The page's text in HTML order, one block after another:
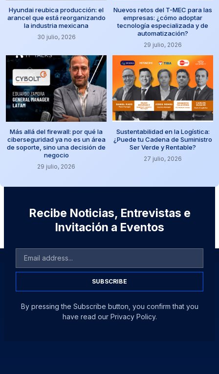
Hyundai reubica producción: el
arancel que está reorganizando
la industria mexicana
30 julio, 2026
Nuevos retos del T-MEC para las
empresas: ¿cómo adoptar
tecnología especializada y de
automatización?
29 julio, 2026
Más allá del firewall: por qué la
ciberseguridad ya no es un área
de soporte, sino una decisión de
negocio
29 julio, 2026
Sustentabilidad en la Logística:
¿Puede tu Cadena de Suministro
Ser Verde y Rentable?
27 julio, 2026
Recibe Noticias, Entrevistas e
Invitación a Eventos
SUBSCRIBE
By pressing the Subscribe button, you confirm that you
have read our Privacy Policy.